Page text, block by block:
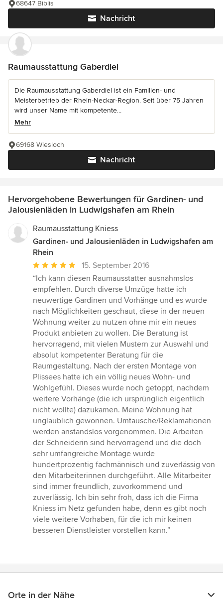
Nachricht
68647 Biblis
Raumausstattung Gaberdiel
Die Raumausstattung Gaberdiel ist ein Familien- und
Meisterbetrieb der Rhein-Neckar-Region. Seit über 75 Jahren
wird unser Name mit kompetente...
Mehr
Nachricht
69168 Wiesloch
Hervorgehobene Bewertungen für Gardinen- und
Jalousienläden in Ludwigshafen am Rhein
Raumausstattung Kniess
Gardinen- und Jalousienläden in Ludwigshafen am
Rhein
Durchschnittliche
Bewertung:
5
von
5
Sternen
15. September 2016
“Ich kann diesen Raumausstatter ausnahmslos
empfehlen. Durch diverse Umzüge hatte ich
neuwertige Gardinen und Vorhänge und es wurde
nach Möglichkeiten geschaut, diese in der neuen
Wohnung weiter zu nutzen ohne mir ein neues
Produkt anbieten zu wollen. Die Beratung ist
hervorragend, mit vielen Mustern zur Auswahl und
absolut kompetenter Beratung für die
Raumgestaltung. Nach der ersten Montage von
Plissees hatte ich ein völlig neues Wohn- und
Wohlgefühl. Dieses wurde noch getoppt, nachdem
weitere Vorhänge (die ich ursprünglich eigentlich
nicht wollte) dazukamen. Meine Wohnung hat
unglaublich gewonnen. Umtausche/Reklamationen
werden anstandslos vorgenommen. Die Arbeiten
der Schneiderin sind hervorragend und die doch
sehr umfangreiche Montage wurde
hundertprozentig fachmännisch und zuverlässig von
den Mitarbeiterinnen durchgeführt. Alle Mitarbeiter
sind immer freundlich, zuvorkommend und
zuverlässig. Ich bin sehr froh, dass ich die Firma
Kniess im Netz gefunden habe, denn es gibt noch
viele weitere Vorhaben, für die ich mir keinen
besseren Dienstleister vorstellen kann.”
Orte in der Nähe